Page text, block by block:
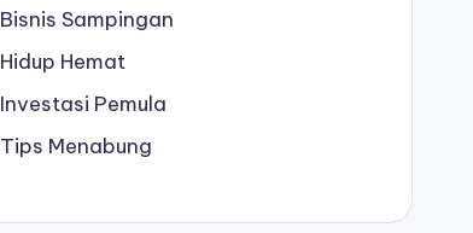
Bisnis Sampingan
Hidup Hemat
Investasi Pemula
Tips Menabung